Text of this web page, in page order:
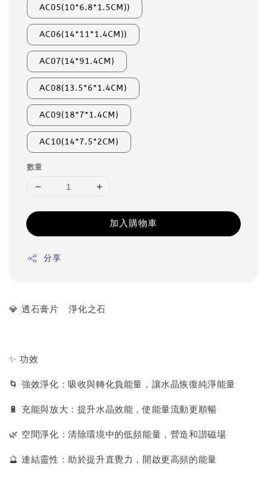
AC05(10*6.8*1.5CM))
AC06(14*11*1.4CM))
AC07(14*91.4CM)
AC08(13.5*6*1.4CM)
AC09(18*7*1.4CM)
AC10(14*7.5*2CM)
數量
加入購物車
分享
💎 透石膏片 淨化之石
✨ 功效
🌀 強效淨化：吸收與轉化負能量，讓水晶恢復純淨能量
🔋 充能與放大：提升水晶效能，使能量流動更順暢
🌿 空間淨化：清除環境中的低頻能量，營造和諧磁場
🔮 連結靈性：助於提升直覺力，開啟更高頻的能量